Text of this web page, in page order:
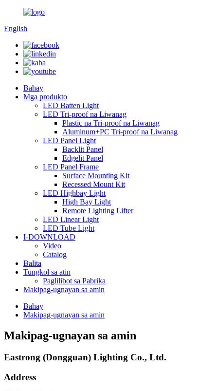
English
Bahay
Mga produkto
LED Batten Light
LED Tri-proof na Liwanag
Plastic na Tri-proof na Liwanag
Aluminum+PC Tri-proof na Liwanag
LED Panel Light
Backlit Panel
Edgelit Panel
LED Panel Frame
Surface Mounting Kit
Recessed Mount Kit
LED Highbay Light
High Bay Light
Remote Lighting Lifter
LED Linear Light
LED Tube Light
I-DOWNLOAD
Video
Catalog
Balita
Tungkol sa atin
Paglilibot sa Pabrika
Makipag-ugnayan sa amin
Bahay
Makipag-ugnayan sa amin
Makipag-ugnayan sa amin
Eastrong (Dongguan) Lighting Co., Ltd.
Address